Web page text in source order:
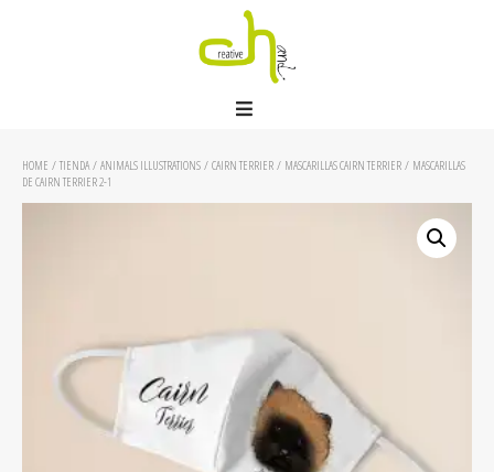
HOME / TIENDA/ ANIMALS ILLUSTRATIONS / CAIRN TERRIER / MASCARILLAS CAIRN TERRIER / MASCARILLAS
DE CAIRN TERRIER 2-1